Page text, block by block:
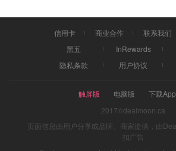
信用卡 商业合作 联系我们
黑五
InRewards
隐私条款
用户协议
触屏版 电脑版
下载App
2017©dealmoon.ca
页面信息由用户分享或品牌、商家提供，由
扣广告